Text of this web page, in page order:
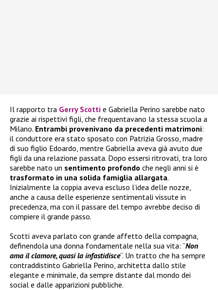
Il rapporto tra Gerry Scotti e Gabriella Perino sarebbe nato
grazie ai rispettivi figli, che frequentavano la stessa scuola a
Milano. Entrambi provenivano da precedenti matrimoni:
il conduttore era stato sposato con Patrizia Grosso, madre
di suo figlio Edoardo, mentre Gabriella aveva già avuto due
figli da una relazione passata. Dopo essersi ritrovati, tra loro
sarebbe nato un sentimento profondo che negli anni si è
trasformato in una solida famiglia allargata.
Inizialmente la coppia aveva escluso l’idea delle nozze,
anche a causa delle esperienze sentimentali vissute in
precedenza, ma con il passare del tempo avrebbe deciso di
compiere il grande passo.
Scotti aveva parlato con grande affetto della compagna,
definendola una donna fondamentale nella sua vita: “Non
ama il clamore, quasi la infastidisce“. Un tratto che ha sempre
contraddistinto Gabriella Perino, architetta dallo stile
elegante e minimale, da sempre distante dal mondo dei
social e dalle apparizioni pubbliche.